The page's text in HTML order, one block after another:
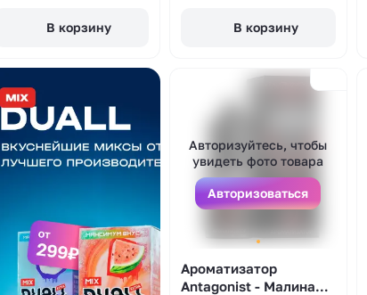
В корзину В корзину
Авторизуйтесь, чтобы
увидеть фото товара
Авторизоваться
Ароматизатор
Antagonist - Малина